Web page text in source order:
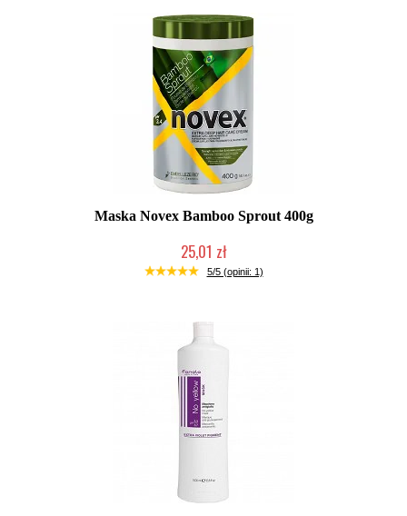
Maska Novex Bamboo Sprout 400g
25,01 zł
Produkt wycofany
5/5 (opinii: 1)